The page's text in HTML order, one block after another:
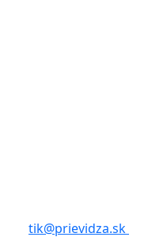
tik@prievidza.sk